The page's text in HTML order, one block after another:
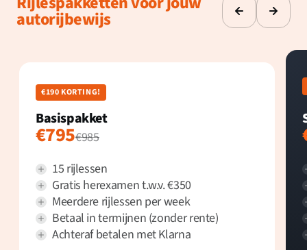
autorijbewijs
€190 KORTING!
Basispakket
€795€985
15 rijlessen
Gratis herexamen t.w.v. €350
Meerdere rijlessen per week
Betaal in termijnen (zonder rente)
Achteraf betalen met Klarna